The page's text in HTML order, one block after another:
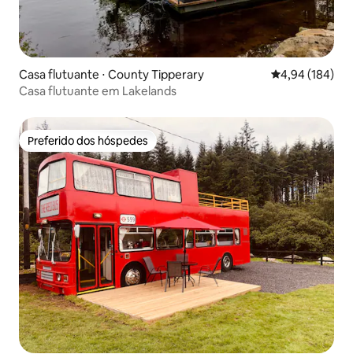
Casa flutuante ⋅ County Tipperary 4,94 de uma
4,94 (184)
Casa flutuante em Lakelands
Preferido dos hóspedes
Preferido dos hóspedes